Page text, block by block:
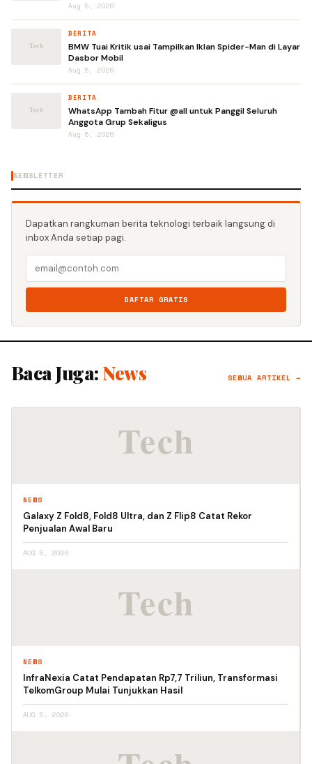
Aug 5, 2026
BERITA
BMW Tuai Kritik usai Tampilkan Iklan Spider-Man di Layar
Dasbor Mobil
Aug 5, 2026
BERITA
WhatsApp Tambah Fitur @all untuk Panggil Seluruh
Anggota Grup Sekaligus
Aug 5, 2026
NEWSLETTER
Dapatkan rangkuman berita teknologi terbaik langsung di
inbox Anda setiap pagi.
DAFTAR GRATIS
Baca Juga: News SEMUA ARTIKEL →
NEWS
Galaxy Z Fold8, Fold8 Ultra, dan Z Flip8 Catat Rekor
Penjualan Awal Baru
AUG 5, 2026
NEWS
InfraNexia Catat Pendapatan Rp7,7 Triliun, Transformasi
TelkomGroup Mulai Tunjukkan Hasil
AUG 5, 2026